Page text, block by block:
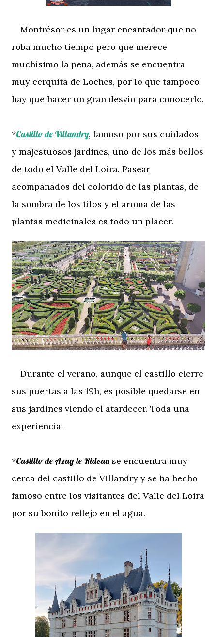
Montrésor es un lugar encantador que no
roba mucho tiempo pero que merece
muchísimo la pena, además se encuentra
muy cerquita de Loches, por lo que tampoco
hay que hacer un gran desvío para conocerlo.
*Castillo de Villandry, famoso por sus cuidados
y majestuosos jardines, uno de los más bellos
de todo el Valle del Loira. Pasear
acompañados del colorido de las plantas, de
la sombra de los tilos y el aroma de las
plantas medicinales es todo un placer.
Durante el verano, aunque el castillo cierre
sus puertas a las 19h, es posible quedarse en
sus jardines viendo el atardecer. Toda una
experiencia.
*Castillo de Azay-le-Rideause encuentra muy
cerca del castillo de Villandry y se ha hecho
famoso entre los visitantes del Valle del Loira
por su bonito reflejo en el agua.